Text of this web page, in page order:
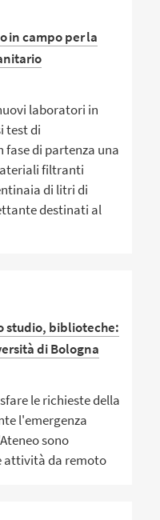
in campo per la
laboratori in
test di
fase di partenza una
filtranti
di litri di
destinati al
studio, biblioteche:
di Bologna
le richieste della
l'emergenza
sono
attività da remoto